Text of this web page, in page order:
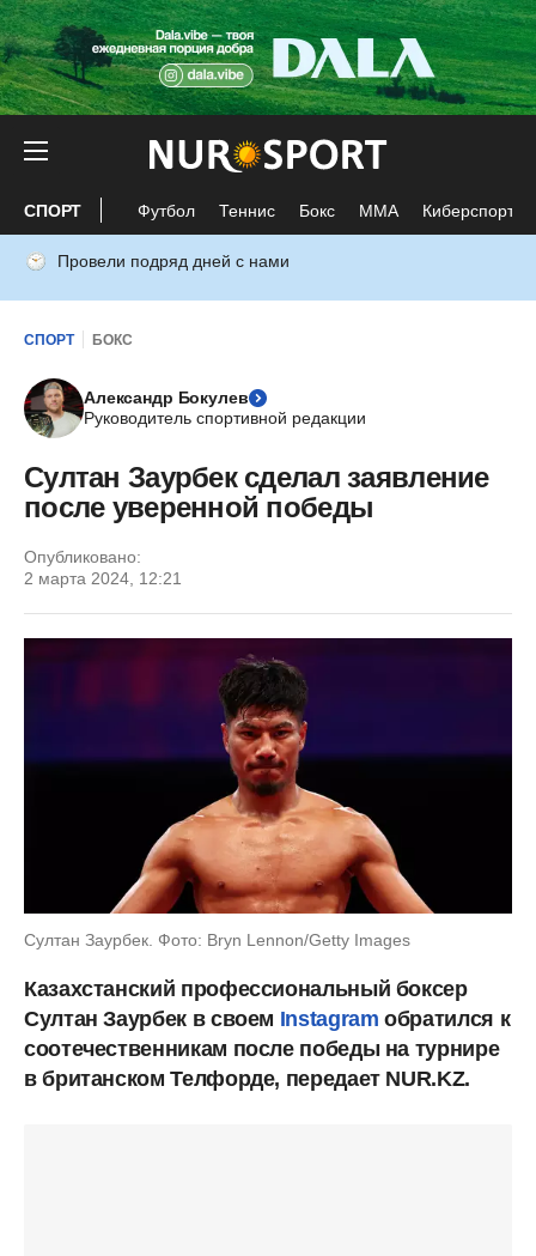
СПОРТ Футбол Теннис Бокс ММА Киберспорт
Провели подряд дней с нами
СПОРТ БОКС
Александр Бокулев
Руководитель спортивной редакции
Султан Заурбек сделал заявление
после уверенной победы
Опубликовано:
2 марта 2024, 12:21
Султан Заурбек. Фото: Bryn Lennon/Getty Images
Казахстанский профессиональный боксер
Султан Заурбек в своем Instagram обратился к
соотечественникам после победы на турнире
в британском Телфорде, передает NUR.KZ.